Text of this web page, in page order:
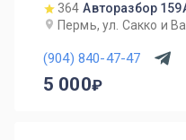
364 Авторазбор
Пермь, ул. Сакко и
(904) 840-47-47
5 000